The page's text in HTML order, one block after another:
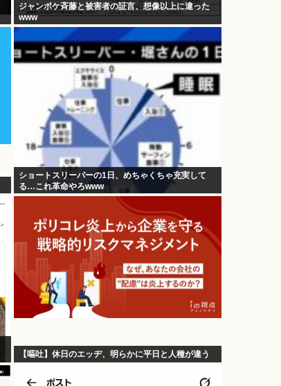
ジャンポケ斉藤と被害者の証言、想像以上に違った
www
ショートスリーパーの1日、めちゃくちゃ充実して
る…これ革命やろwww
【嘔吐】休日のエッヂ、明らかに平日と人種が違う